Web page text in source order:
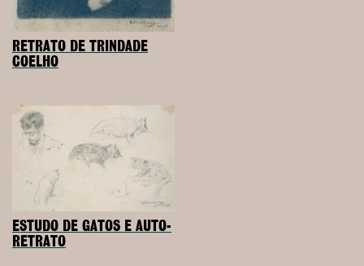
RETRATO DE TRINDADE
COELHO
ESTUDO DE GATOS E AUTO-
RETRATO